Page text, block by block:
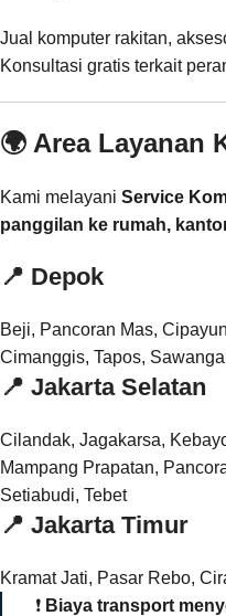
Jual komputer rakitan,
Konsultasi gratis terkait
🌍 Area Layanan
Kami melayani Service
panggilan ke rumah,
📍 Depok
Beji, Pancoran Mas,
Cimanggis, Tapos,
📍 Jakarta Selatan
Cilandak, Jagakarsa,
Mampang Prapatan,
Setiabudi, Tebet
📍 Jakarta Timur
Kramat Jati, Pasar Rebo,
❗ Biaya transport